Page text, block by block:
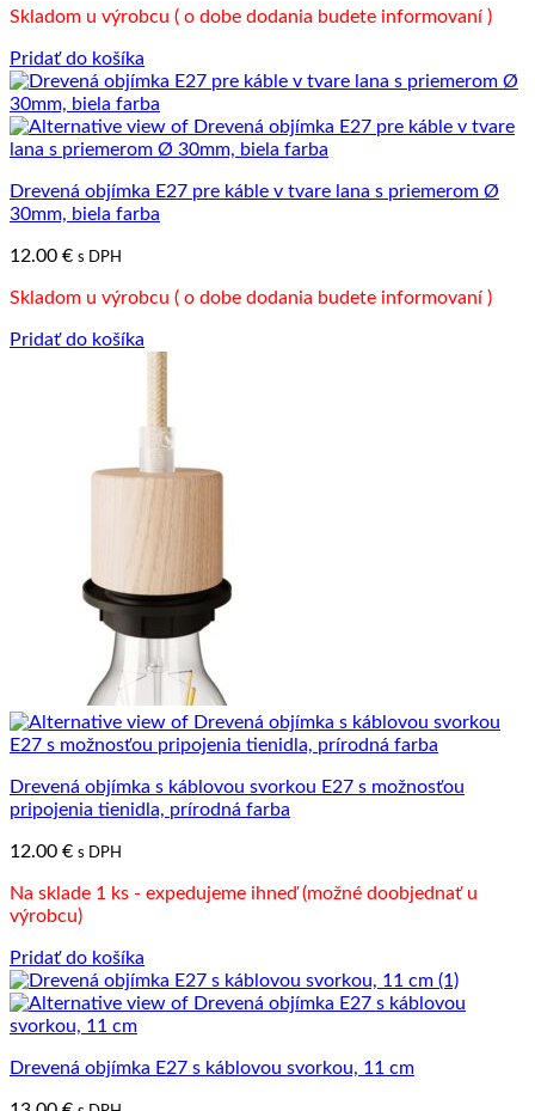
Skladom u výrobcu ( o dobe dodania budete informovaní )
Pridať do košíka
Drevená objímka E27 pre káble v tvare lana s priemerom Ø
30mm, biela farba
12.00 € s DPH
Skladom u výrobcu ( o dobe dodania budete informovaní )
Pridať do košíka
Drevená objímka s káblovou svorkou E27 s možnosťou
pripojenia tienidla, prírodná farba
12.00 € s DPH
Na sklade 1 ks - expedujeme ihneď (možné doobjednať u
výrobcu)
Pridať do košíka
Drevená objímka E27 s káblovou svorkou, 11 cm